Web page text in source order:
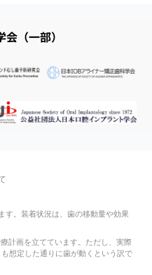
（一部）
す。装着状況は、歯の移動量や効果
計画を立てています。ただし、実際
想定した通りに歯が動くという訳で